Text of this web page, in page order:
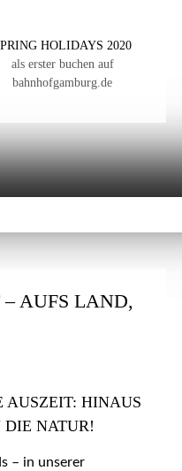
HOLIDAYS 2020
als erster buchen auf
bahnhofgamburg.de
AUFS LAND,
AUSZEIT: HINAUS
NATUR!
– in unserer